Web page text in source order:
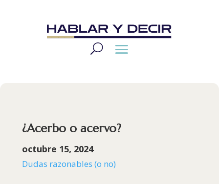
¿Acerbo o acervo?
octubre 15, 2024
Dudas razonables (o no)